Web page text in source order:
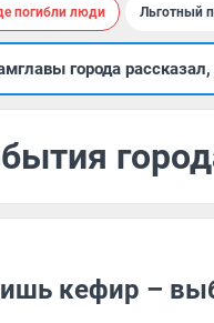
погибли люди Льготный
города
кефир –